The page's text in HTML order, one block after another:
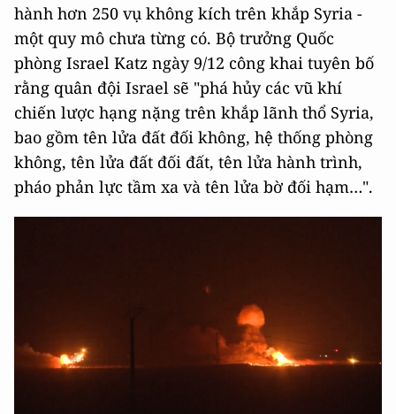
hành hơn 250 vụ không kích trên khắp Syria -
một quy mô chưa từng có. Bộ trưởng Quốc
phòng Israel Katz ngày 9/12 công khai tuyên bố
rằng quân đội Israel sẽ "phá hủy các vũ khí
chiến lược hạng nặng trên khắp lãnh thổ Syria,
bao gồm tên lửa đất đối không, hệ thống phòng
không, tên lửa đất đối đất, tên lửa hành trình,
pháo phản lực tầm xa và tên lửa bờ đối hạm…".